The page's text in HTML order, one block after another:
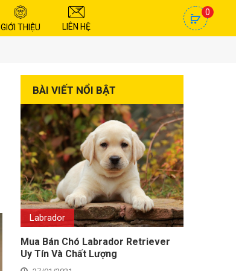
GIỚI THIỆU LIÊN HỆ
0
BÀI VIẾT NỔI BẬT
Labrador
Mua Bán Chó Labrador Retriever
Uy Tín Và Chất Lượng